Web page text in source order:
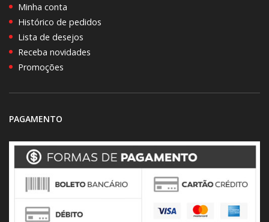
Minha conta
Histórico de pedidos
Lista de desejos
Receba novidades
Promoções
PAGAMENTO